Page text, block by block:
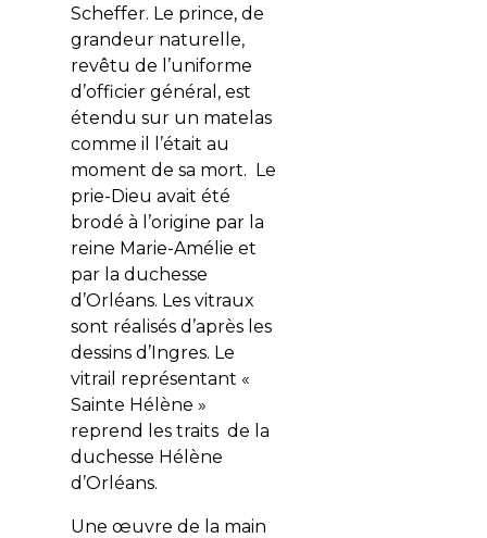
Scheffer. Le prince, de
grandeur naturelle,
revêtu de l’uniforme
d’officier général, est
étendu sur un matelas
comme il l’était au
moment de sa mort. Le
prie-Dieu avait été
brodé à l’origine par la
reine Marie-Amélie et
par la duchesse
d’Orléans. Les vitraux
sont réalisés d’après les
dessins d’Ingres. Le
vitrail représentant «
Sainte Hélène »
reprend les traits de la
duchesse Hélène
d’Orléans.
Une œuvre de la main